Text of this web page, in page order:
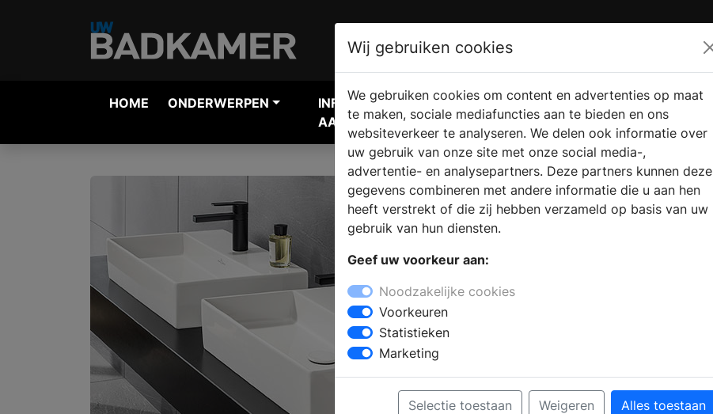
HOME ONDERWERPEN
INFORMATIE
AANVRAGEN
VERKOOPLOCATIE
VINDEN
WEBSHOP
Wij gebruiken cookies
We gebruiken cookies om content en advertenties op maat
te maken, sociale mediafuncties aan te bieden en ons
websiteverkeer te analyseren. We delen ook informatie over
uw gebruik van onze site met onze social media-,
advertentie- en analysepartners. Deze partners kunnen deze
gegevens combineren met andere informatie die u aan hen
heeft verstrekt of die zij hebben verzameld op basis van uw
gebruik van hun diensten.
Geef uw voorkeur aan:
Noodzakelijke cookies
Voorkeuren
Statistieken
Marketing
Selectie toestaan Weigeren Alles toestaan